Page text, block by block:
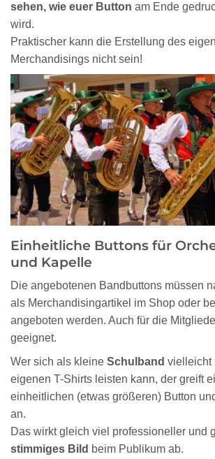
sehen, wie euer Button am Ende
wird.
Praktischer kann die Erstellung des
Merchandisings nicht sein!
Einheitliche Buttons für
und Kapelle
Die angebotenen Bandbuttons müssen
als Merchandisingartikel im Shop oder
angeboten werden. Auch für die
geeignet.
Wer sich als kleine Schulband vielleicht
eigenen T-Shirts leisten kann, der greift
einheitlichen (etwas größeren) Button
an.
Das wirkt gleich viel professioneller und
stimmiges Bild beim Publikum ab.